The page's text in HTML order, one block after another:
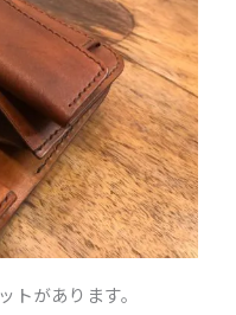
トがあります。